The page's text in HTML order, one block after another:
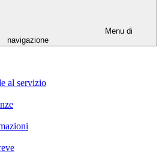
Menu di
navigazione
al servizio